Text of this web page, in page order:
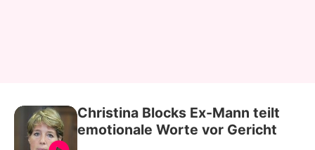
Christina Blocks Ex-Mann teilt
emotionale Worte vor Gericht